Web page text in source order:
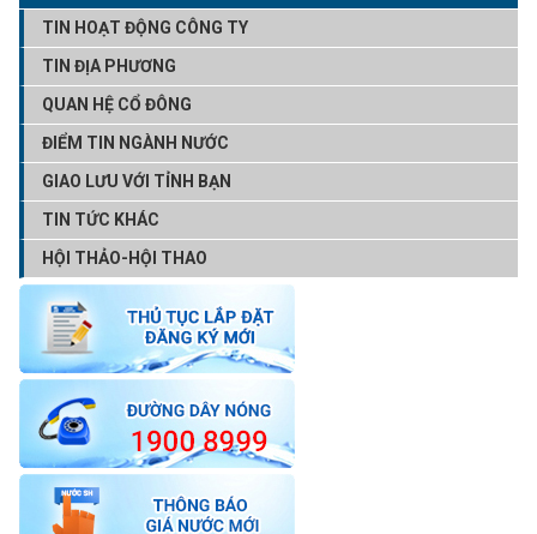
TIN HOẠT ĐỘNG CÔNG TY
TIN ĐỊA PHƯƠNG
QUAN HỆ CỔ ĐÔNG
ĐIỂM TIN NGÀNH NƯỚC
GIAO LƯU VỚI TỈNH BẠN
TIN TỨC KHÁC
HỘI THẢO-HỘI THAO